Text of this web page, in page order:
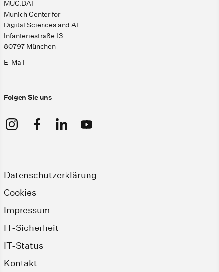
MUC.DAI
Munich Center for
Digital Sciences and AI
Infanteriestraße 13
80797 München
E-Mail
Folgen Sie uns
Datenschutzerklärung
Cookies
Impressum
IT-Sicherheit
IT-Status
Kontakt